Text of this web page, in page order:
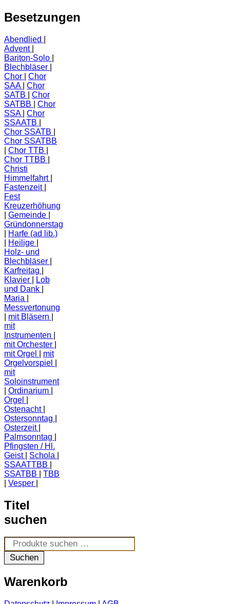
Besetzungen
Abendlied
Advent
Bariton-Solo
Blechbläser
Chor
Chor
SAA
Chor
SATB
Chor
SATBB
Chor
SSA
Chor
SSAATB
Chor SSATB
Chor SSATBB
Chor TTB
Chor TTBB
Christi
Himmelfahrt
Fastenzeit
Fest
Kreuzerhöhung
Gemeinde
Gründonnerstag
Harfe (ad lib.)
Heilige
Holz- und
Blechbläser
Karfreitag
Klavier
Lob
und Dank
Maria
Messvertonung
mit Bläsern
mit
Instrumenten
mit Orchester
mit Orgel
mit
Orgelvorspiel
mit
Soloinstrument
Ordinarium
Orgel
Ostenacht
Ostersonntag
Osterzeit
Palmsonntag
Pfingsten / Hl.
Geist
Schola
SSAATTBB
SSATBB
TBB
Vesper
Titel
suchen
Suchen
nach:
Suchen
Warenkorb